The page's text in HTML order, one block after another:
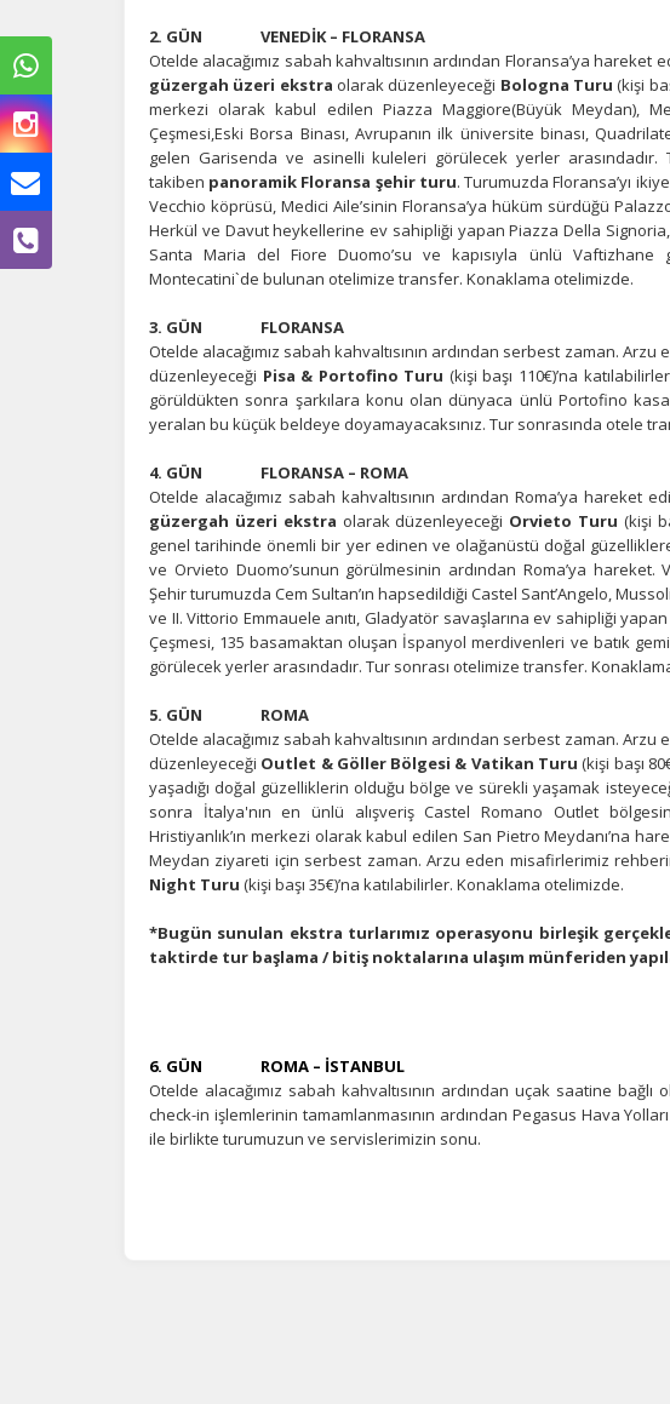
ÇEREZ
Çerez
Size daha
depolayabilir, bunları
inceleyebilirsiniz.
çerezler olmadan
İstatistik
Ziyaretçilerin siteyi
sayfaların popüler
anlamamıza
Pazarlama
Size ve ilgi
Kapatırsanız
alakalı olabilirler.
Tümünü Reddet
2. GÜN VENEDİK – FLORANSA
Otelde alacağımız sabah kahvaltısının ardından Floransa’ya
güzergah üzeri ekstra olarak düzenleyeceği Bologna Turu (kişi
merkezi olarak kabul edilen Piazza Maggiore(Büyük Meydan),
Çeşmesi,Eski Borsa Binası, Avrupanın ilk üniversite binası,
gelen Garisenda ve asinelli kuleleri görülecek yerler arasındadır.
takiben panoramik Floransa şehir turu. Turumuzda Floransa’yı
Vecchio köprüsü, Medici Aile’sinin Floransa’ya hüküm sürdüğü
Herkül ve Davut heykellerine ev sahipliği yapan Piazza Della
Santa Maria del Fiore Duomo’su ve kapısıyla ünlü Vaftizhane
Montecatini`de bulunan otelimize transfer. Konaklama otelimizde.
3. GÜN FLORANSA
Otelde alacağımız sabah kahvaltısının ardından serbest zaman.
düzenleyeceği Pisa & Portofino Turu (kişi başı 110€)’na
görüldükten sonra şarkılara konu olan dünyaca ünlü Portofino
yeralan bu küçük beldeye doyamayacaksınız. Tur sonrasında otele
4. GÜN FLORANSA – ROMA
Otelde alacağımız sabah kahvaltısının ardından Roma’ya
güzergah üzeri ekstra olarak düzenleyeceği Orvieto Turu (kişi
genel tarihinde önemli bir yer edinen ve olağanüstü doğal
ve Orvieto Duomo’sunun görülmesinin ardından Roma’ya hareket.
Şehir turumuzda Cem Sultan’ın hapsedildiği Castel Sant’Angelo,
ve II. Vittorio Emmauele anıtı, Gladyatör savaşlarına ev sahipliği
Çeşmesi, 135 basamaktan oluşan İspanyol merdivenleri ve batık
görülecek yerler arasındadır. Tur sonrası otelimize transfer.
5. GÜN ROMA
Otelde alacağımız sabah kahvaltısının ardından serbest zaman.
düzenleyeceği Outlet & Göller Bölgesi & Vatikan Turu(kişi başı
yaşadığı doğal güzelliklerin olduğu bölge ve sürekli yaşamak
sonra İtalya'nın en ünlü alışveriş Castel Romano Outlet
Hristiyanlık’ın merkezi olarak kabul edilen San Pietro Meydanı’na
Meydan ziyareti için serbest zaman. Arzu eden misafirlerimiz
Night Turu (kişi başı 35€)’na katılabilirler. Konaklama otelimizde.
*Bugün sunulan ekstra turlarımız operasyonu birleşik
taktirde tur başlama / bitiş noktalarına ulaşım münferiden
6. GÜN ROMA – İSTANBUL
Otelde alacağımız sabah kahvaltısının ardından uçak saatine
check-in işlemlerinin tamamlanmasının ardından Pegasus Hava
ile birlikte turumuzun ve servislerimizin sonu.